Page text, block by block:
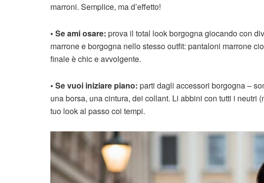
marroni. Semplice, ma d’effetto!
• Se ami osare: prova il total look borgogna giocando con
marrone e borgogna nello stesso outfit: pantaloni marrone
finale è chic e avvolgente.
• Se vuoi iniziare piano: parti dagli accessori borgogna –
una borsa, una cintura, dei collant. Li abbini con tutti i neutri
tuo look al passo coi tempi.